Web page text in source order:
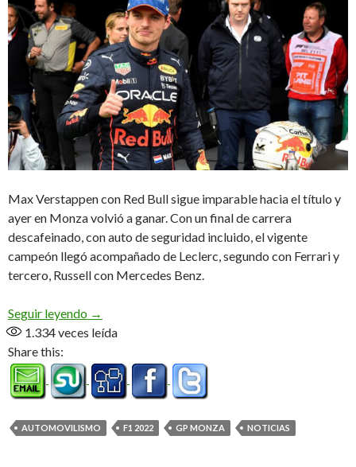
Max Verstappen con Red Bull sigue imparable hacia el título y
ayer en Monza volvió a ganar. Con un final de carrera
descafeinado, con auto de seguridad incluido, el vigente
campeón llegó acompañado de Leclerc, segundo con Ferrari y
tercero, Russell con Mercedes Benz.
Seguir leyendo Monza nos debe una vuelta
→
1.334veces leída
Share this:
AUTOMOVILISMO F1 2022 GP MONZA NOTICIAS